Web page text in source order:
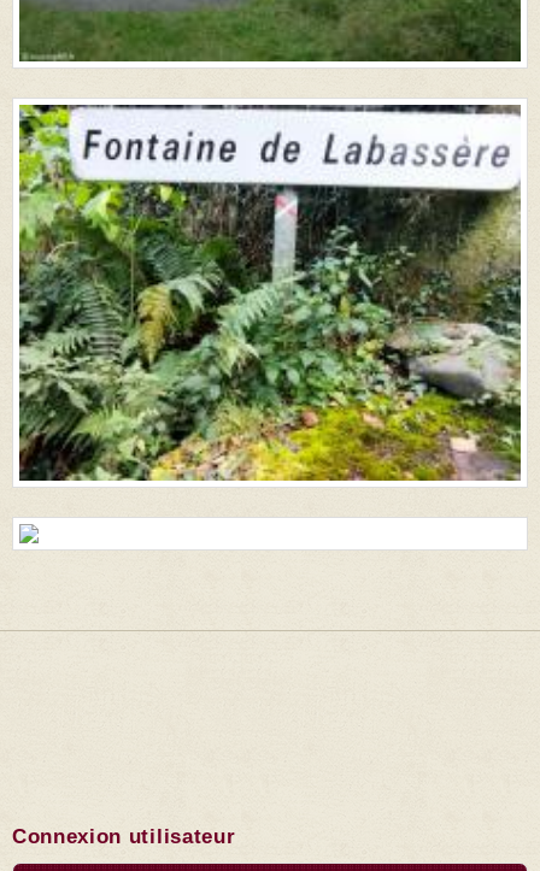
Connexion utilisateur